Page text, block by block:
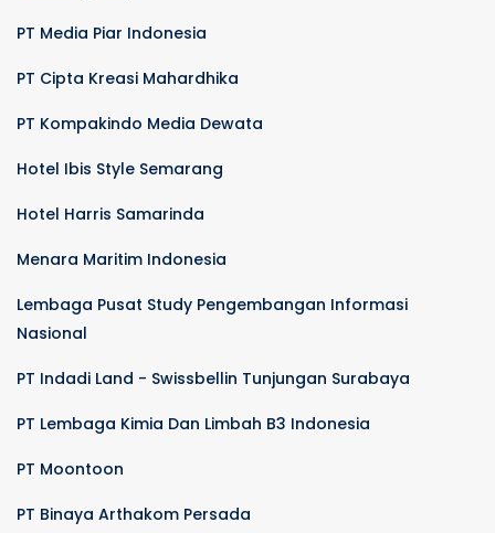
PT Media Piar Indonesia
PT Cipta Kreasi Mahardhika
PT Kompakindo Media Dewata
Hotel Ibis Style Semarang
Hotel Harris Samarinda
Menara Maritim Indonesia
Lembaga Pusat Study Pengembangan Informasi
Nasional
PT Indadi Land - Swissbellin Tunjungan Surabaya
PT Lembaga Kimia Dan Limbah B3 Indonesia
PT Moontoon
PT Binaya Arthakom Persada